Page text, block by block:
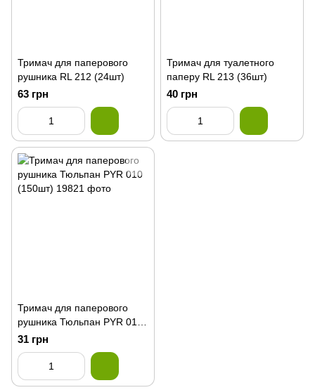
Тримач для паперового
рушника RL 212 (24шт)
63 грн
Тримач для туалетного
паперу RL 213 (36шт)
40 грн
Тримач для паперового
рушника Тюльпан PYR 010
(150шт)
31 грн